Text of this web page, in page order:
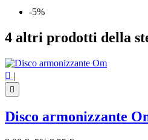
-5%
4 altri prodotti della
 |

Disco armonizzante